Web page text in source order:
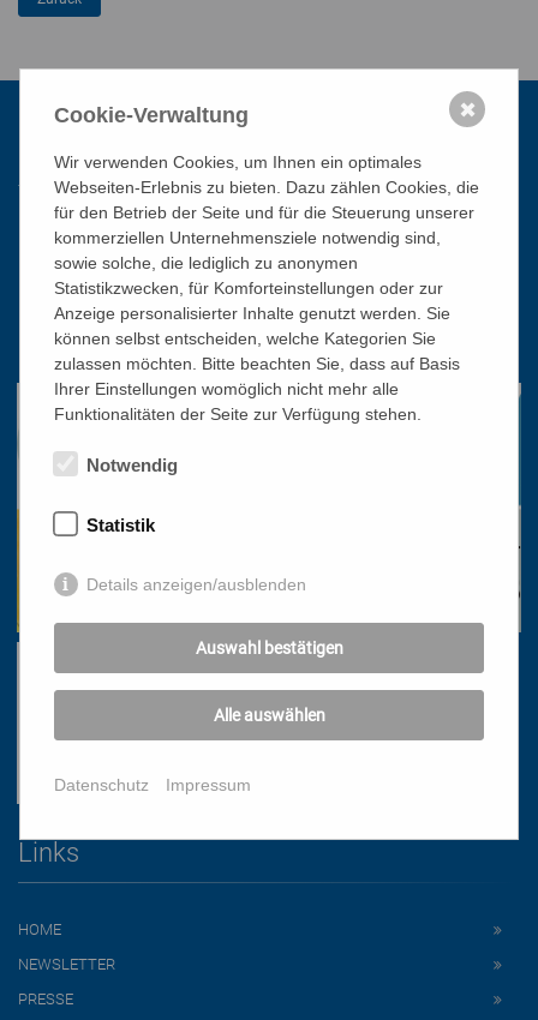
Kontakt
Katholisches Bildungswerk Wien
1010 Wien, Stephansplatz 3
01/51 552-3320
office@bildungswerk.at
Links
HOME
NEWSLETTER
PRESSE
Cookie-Verwaltung
Wir verwenden Cookies, um Ihnen ein optimales
Webseiten-Erlebnis zu bieten. Dazu zählen Cookies, die
für den Betrieb der Seite und für die Steuerung unserer
kommerziellen Unternehmensziele notwendig sind,
sowie solche, die lediglich zu anonymen
Statistikzwecken, für Komforteinstellungen oder zur
Anzeige personalisierter Inhalte genutzt werden. Sie
können selbst entscheiden, welche Kategorien Sie
zulassen möchten. Bitte beachten Sie, dass auf Basis
Ihrer Einstellungen womöglich nicht mehr alle
Funktionalitäten der Seite zur Verfügung stehen.
Notwendig
Statistik
Details anzeigen/ausblenden
Auswahl bestätigen
Alle auswählen
Datenschutz Impressum
✖